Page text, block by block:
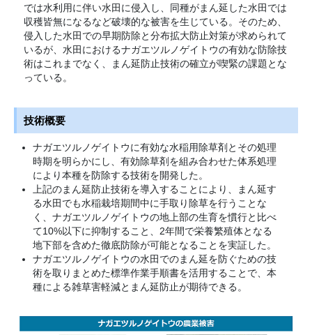
では水利用に伴い水田に侵入し、同種がまん延した水田では
収穫皆無になるなど破壊的な被害を生じている。そのため、
侵入した水田での早期防除と分布拡大防止対策が求められて
いるが、水田におけるナガエツルノゲイトウの有効な防除技
術はこれまでなく、まん延防止技術の確立が喫緊の課題とな
っている。
技術概要
ナガエツルノゲイトウに有効な水稲用除草剤とその処理
時期を明らかにし、有効除草剤を組み合わせた体系処理
により本種を防除する技術を開発した。
上記のまん延防止技術を導入することにより、まん延す
る水田でも水稲栽培期間中に手取り除草を行うことな
く、ナガエツルノゲイトウの地上部の生育を慣行と比べ
て10%以下に抑制すること、2年間で栄養繁殖体となる
地下部を含めた徹底防除が可能となることを実証した。
ナガエツルノゲイトウの水田でのまん延を防ぐための技
術を取りまとめた標準作業手順書を活用することで、本
種による雑草害軽減とまん延防止が期待できる。